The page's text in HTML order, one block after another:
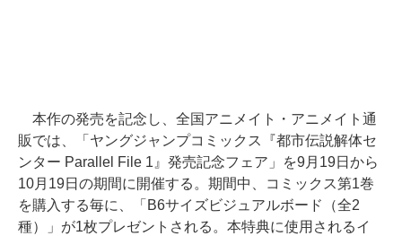
本作の発売を記念し、全国アニメイト・アニメイト通
販では、「ヤングジャンプコミックス『都市伝説解体セ
ンター Parallel File 1』発売記念フェア」を9月19日から
10月19日の期間に開催する。期間中、コミックス第1巻
を購入する毎に、「B6サイズビジュアルボード（全2
種）」が1枚プレゼントされる。本特典に使用されるイ